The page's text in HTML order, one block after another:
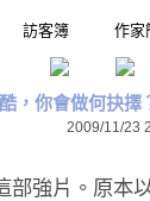
訪客簿 作家
，你會做何抉擇
2009/11/23
部強片。原本